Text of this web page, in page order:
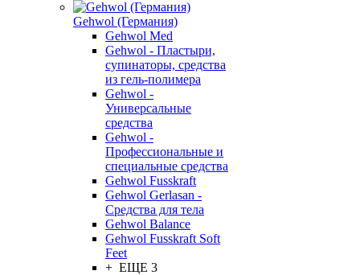
Gehwol (Германия)
Gehwol Med
Gehwol - Пластыри,
супинаторы, средства
из гель-полимера
Gehwol -
Универсальные
средства
Gehwol -
Профессиональные и
специальные средства
Gehwol Fusskraft
Gehwol Gerlasan -
Средства для тела
Gehwol Balance
Gehwol Fusskraft Soft
Feet
+ ЕЩЕ 3